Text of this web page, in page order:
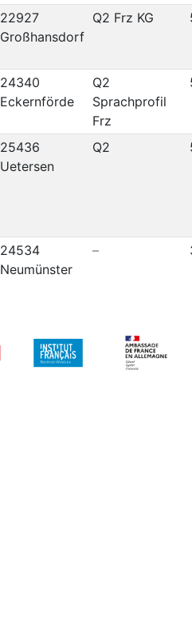
22927
Großhansdorf
Q2 Frz KG
24340
Eckernförde
Q2
Sprachprofil
Frz
25436
Uetersen
Q2
24534
Neumünster
–